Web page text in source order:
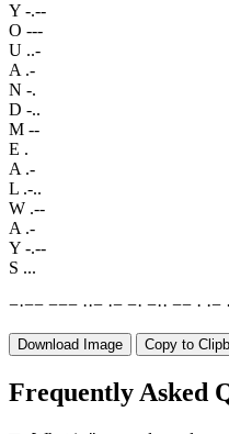
Y -.--
O ---
U ..-
A .-
N -.
D -..
M --
E .
A .-
L .-..
W .--
A .-
Y -.--
S ...
−·−− −−− ··− ·− −· −·· −− · ·− ·
Download Image Copy to
Frequently Asked